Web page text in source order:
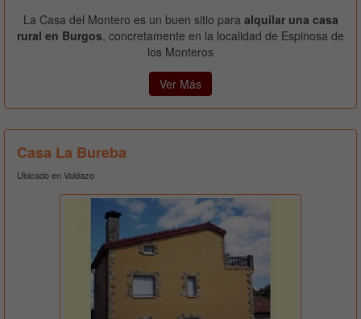
La Casa del Montero es un buen sitio para alquilar una casa
rural en Burgos, concretamente en la localidad de Espinosa de
los Monteros
Ver Más
Casa La Bureba
Ubicado en Valdazo